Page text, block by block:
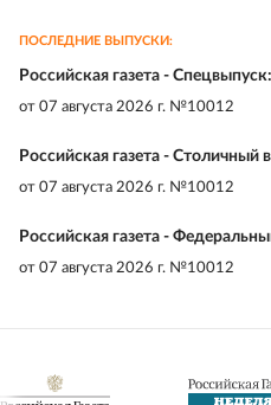
ПОСЛЕДНИЕ ВЫПУСКИ:
Российская газета -
от 07 августа 2026 г. №10012
Российская газета - Столичный
от 07 августа 2026 г. №10012
Российская газета -
от 07 августа 2026 г. №10012